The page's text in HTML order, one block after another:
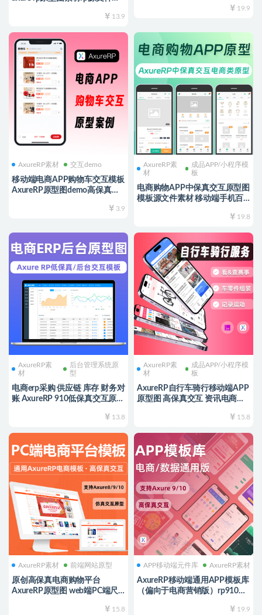
13.9
19.9
AxureRP素材 交互demo
移动端电商APP购物车交互模板
AxureRP原型图demo高保真交
3.9
AxureRP素
材
成品APP/小程序模
板
电商购物APP中保真交互原型图
模板源文件素材 移动端手机百
19.8
AxureRP素
材
后台管理系统原
型
电商erp采购 供应链 库存 财务对
账 AxureRP 910低保真交互原型
13.8
AxureRP素
材
成品APP/小程序模
板
AxureRP自行车骑行移动端APP
原型图 高保真交互 资讯电商赛
15.8
AxureRP素材 前端网站原型
原创高保真电商购物平台
AxureRP原型图 web端PC端尺
15.8
APP移动端元件库 AxureRP素材
AxureRP移动端通用APP模板库
（偏向于电商营销版）rp910版
编辑修改 附rplib导入电商pm产
19.9